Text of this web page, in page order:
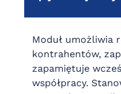
Moduł umożliwia
kontrahentów,
zapamiętuje
współpracy.